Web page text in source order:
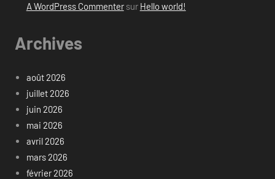
A WordPress Commentersur Hello world!
Archives
août 2026
juillet 2026
juin 2026
mai 2026
avril 2026
mars 2026
février 2026